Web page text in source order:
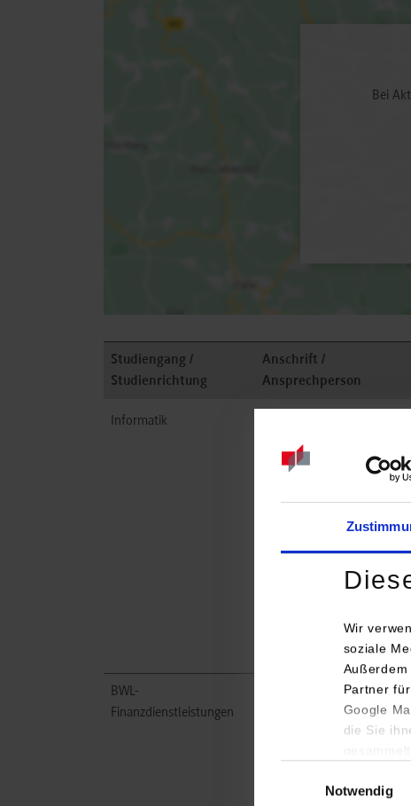
Wir
soziale
Partner
Google
die Sie
Notwendig
Bei
Studiengang /
Studienrichtung
Anschrift /
Ansprechperson
Informatik
Krankenversicherung a.
G. ALH Gruppe
70597 Stuttgart
BWL-
Finanzdienstleistungen
Krankenversicherung a.
G. ALH Gruppe